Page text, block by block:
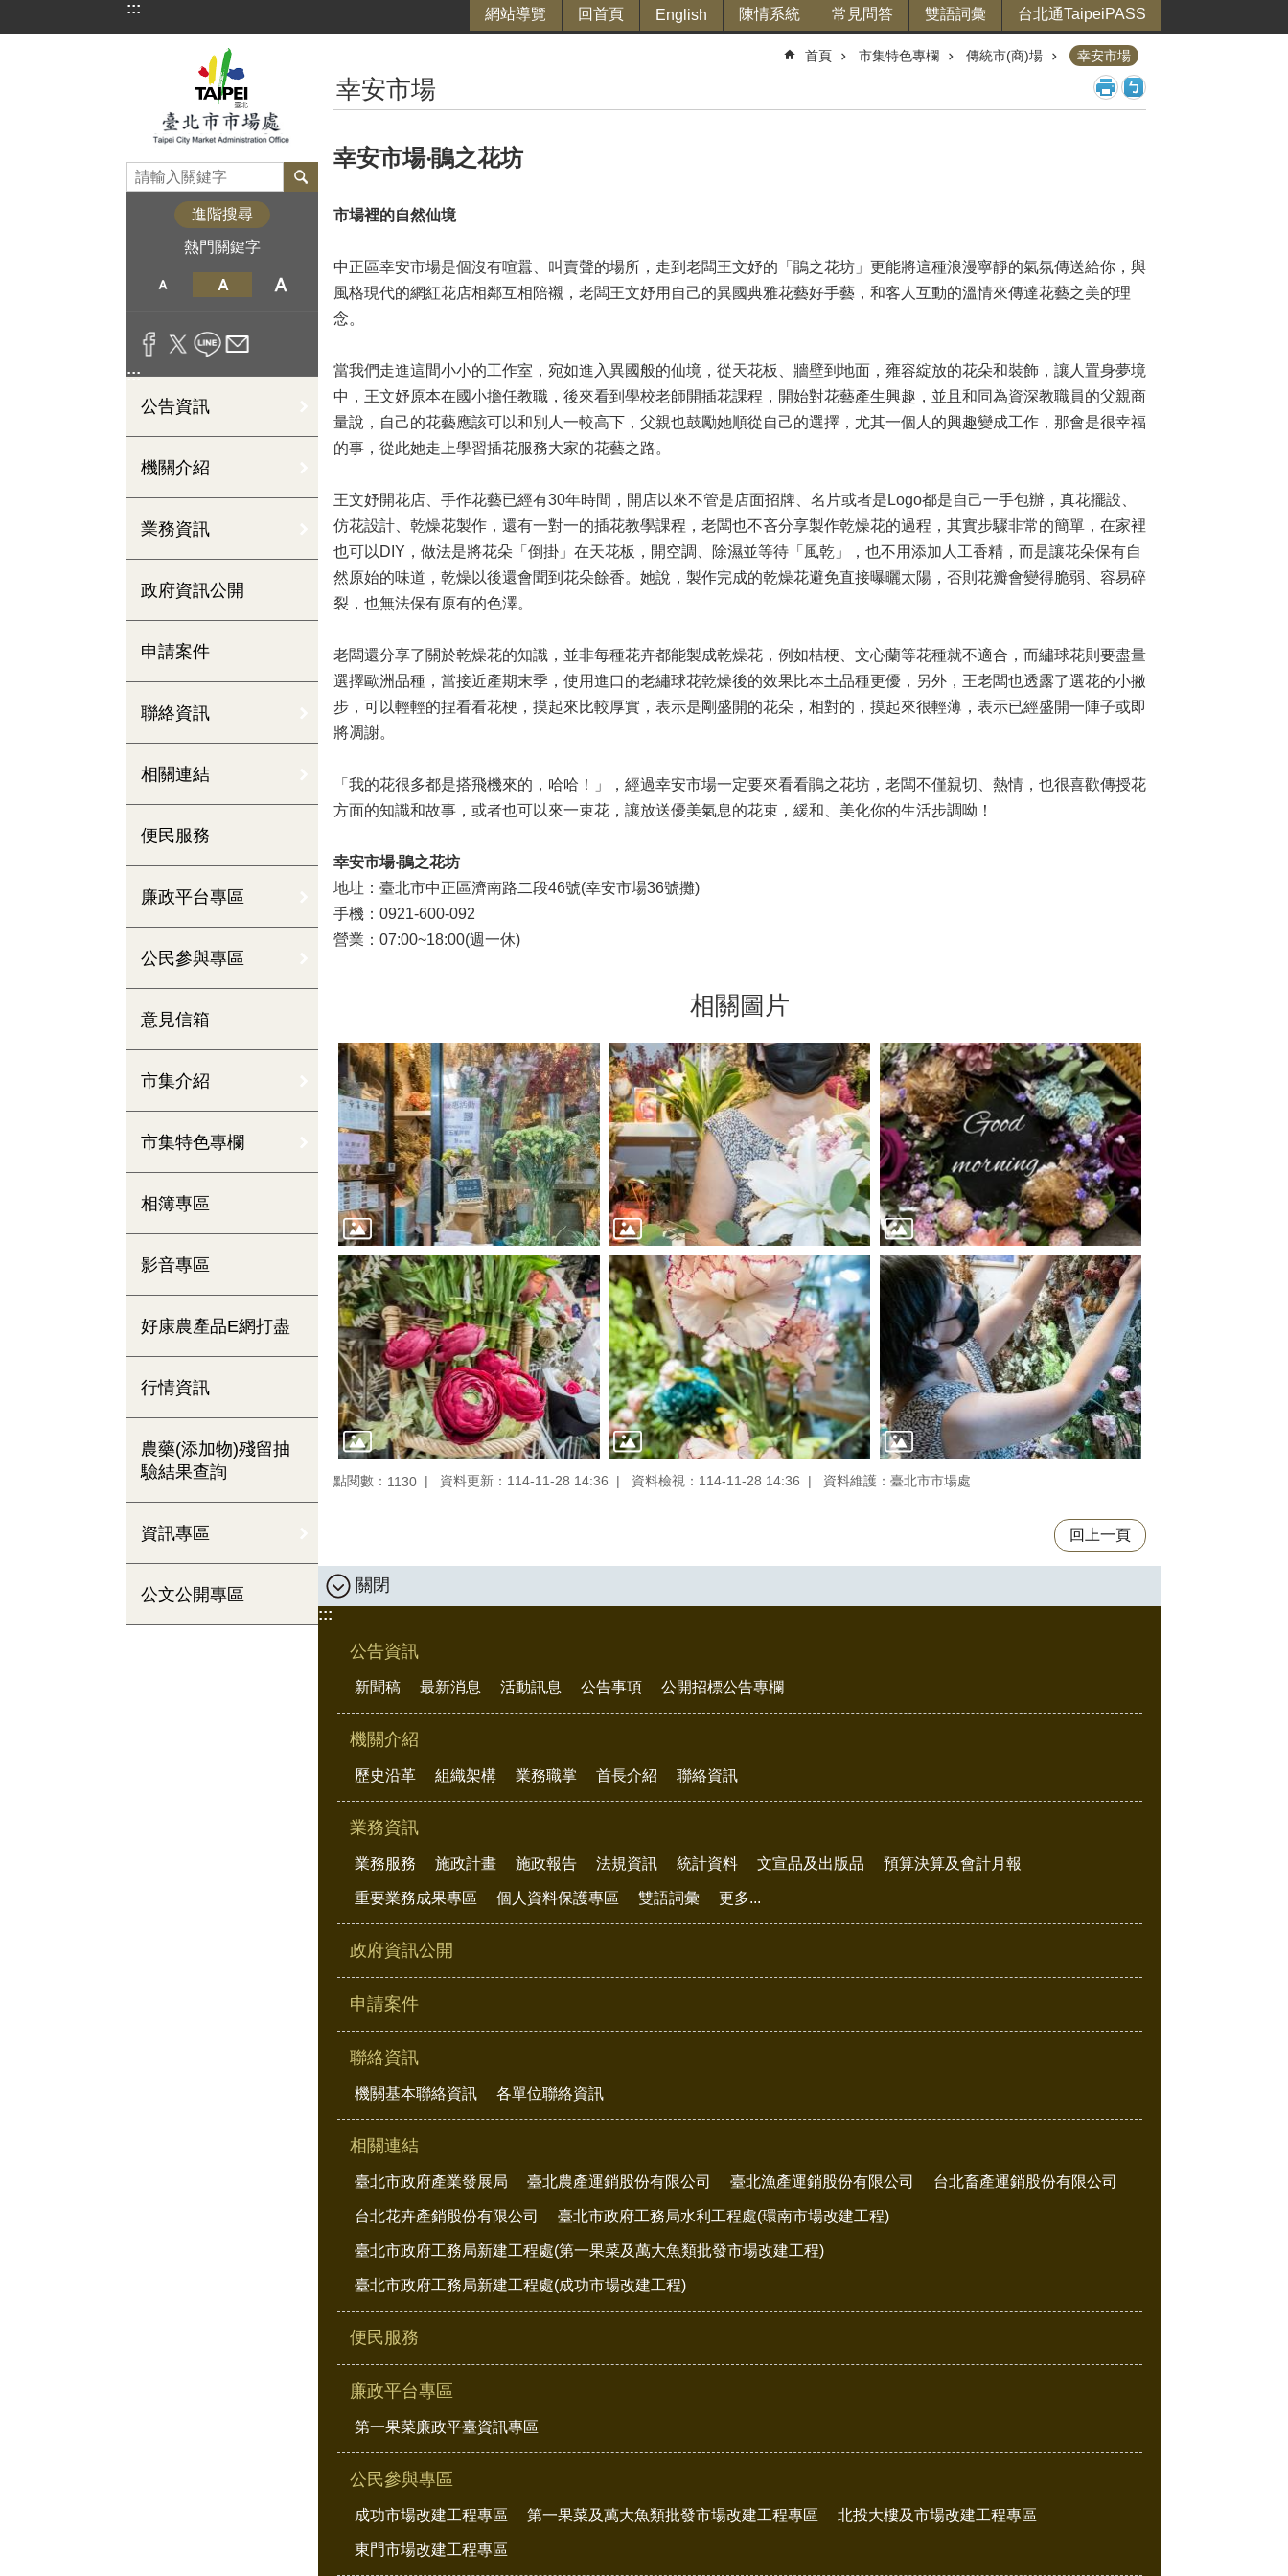
跳到主要內容區塊
::: 網站導覽 回首頁 English 陳情系統 常見問答 雙語詞彙 台北通TaipeiPASS
進階搜尋
熱門關鍵字
:::
公告資訊
機關介紹
業務資訊
政府資訊公開
申請案件
聯絡資訊
相關連結
便民服務
廉政平台專區
公民參與專區
意見信箱
市集介紹
市集特色專欄
相簿專區
影音專區
好康農產品E網打盡
行情資訊
農藥(添加物)殘留抽
驗結果查詢
資訊專區
公文公開專區
首頁 市集特色專欄 傳統市(商)場 幸安市場
幸安市場
幸安市場‧鵑之花坊
市場裡的自然仙境
中正區幸安市場是個沒有喧囂、叫賣聲的場所，走到老闆王文妤的「鵑之花坊」更能將這種浪漫寧靜的氣氛傳送給你，與
風格現代的網紅花店相鄰互相陪襯，老闆王文妤用自己的異國典雅花藝好手藝，和客人互動的溫情來傳達花藝之美的理
念。
當我們走進這間小小的工作室，宛如進入異國般的仙境，從天花板、牆壁到地面，雍容綻放的花朵和裝飾，讓人置身夢境
中，王文妤原本在國小擔任教職，後來看到學校老師開插花課程，開始對花藝產生興趣，並且和同為資深教職員的父親商
量說，自己的花藝應該可以和別人一較高下，父親也鼓勵她順從自己的選擇，尤其一個人的興趣變成工作，那會是很幸福
的事，從此她走上學習插花服務大家的花藝之路。
王文妤開花店、手作花藝已經有30年時間，開店以來不管是店面招牌、名片或者是Logo都是自己一手包辦，真花擺設、
仿花設計、乾燥花製作，還有一對一的插花教學課程，老闆也不吝分享製作乾燥花的過程，其實步驟非常的簡單，在家裡
也可以DIY，做法是將花朵「倒掛」在天花板，開空調、除濕並等待「風乾」，也不用添加人工香精，而是讓花朵保有自
然原始的味道，乾燥以後還會聞到花朵餘香。她說，製作完成的乾燥花避免直接曝曬太陽，否則花瓣會變得脆弱、容易碎
裂，也無法保有原有的色澤。
老闆還分享了關於乾燥花的知識，並非每種花卉都能製成乾燥花，例如桔梗、文心蘭等花種就不適合，而繡球花則要盡量
選擇歐洲品種，當接近產期末季，使用進口的老繡球花乾燥後的效果比本土品種更優，另外，王老闆也透露了選花的小撇
步，可以輕輕的捏看看花梗，摸起來比較厚實，表示是剛盛開的花朵，相對的，摸起來很輕薄，表示已經盛開一陣子或即
將凋謝。
「我的花很多都是搭飛機來的，哈哈！」，經過幸安市場一定要來看看鵑之花坊，老闆不僅親切、熱情，也很喜歡傳授花
方面的知識和故事，或者也可以來一束花，讓放送優美氣息的花束，緩和、美化你的生活步調呦！
幸安市場‧鵑之花坊
地址：臺北市中正區濟南路二段46號(幸安市場36號攤)
手機：0921-600-092
營業：07:00~18:00(週一休)
相關圖片
點閱數： 1130 資料更新：114-11-28 14:36 資料檢視：114-11-28 14:36 資料維護：臺北市市場處
回上一頁
關閉
:::
公告資訊
新聞稿 最新消息 活動訊息 公告事項 公開招標公告專欄
機關介紹
歷史沿革 組織架構 業務職掌 首長介紹 聯絡資訊
業務資訊
業務服務 施政計畫 施政報告 法規資訊 統計資料 文宣品及出版品 預算決算及會計月報
重要業務成果專區 個人資料保護專區 雙語詞彙 更多...
政府資訊公開
申請案件
聯絡資訊
機關基本聯絡資訊 各單位聯絡資訊
相關連結
臺北市政府產業發展局 臺北農產運銷股份有限公司 臺北漁產運銷股份有限公司 台北畜產運銷股份有限公司
台北花卉產銷股份有限公司 臺北市政府工務局水利工程處(環南市場改建工程)
臺北市政府工務局新建工程處(第一果菜及萬大魚類批發市場改建工程)
臺北市政府工務局新建工程處(成功市場改建工程)
便民服務
廉政平台專區
第一果菜廉政平臺資訊專區
公民參與專區
成功市場改建工程專區 第一果菜及萬大魚類批發市場改建工程專區 北投大樓及市場改建工程專區
東門市場改建工程專區